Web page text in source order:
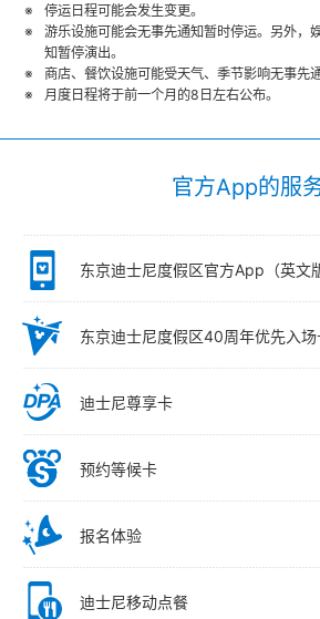
停运日程可能会发生变更。
游乐设施可能会无事先通知暂时停运。另外，
知暂停演出。
商店、餐饮设施可能受天气、季节影响无事先
月度日程将于前一个月的8日左右公布。
官方App的服
东京迪士尼度假区官方App（英文
东京迪士尼度假区40周年优先入场
迪士尼尊享卡
预约等候卡
报名体验
迪士尼移动点餐